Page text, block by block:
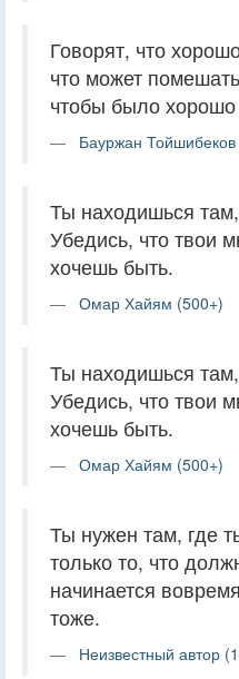
Говорят, что
что может
чтобы было
Бауржан
Ты находишься
Убедись, что твои
хочешь быть.
Омар Хайям (500+)
Ты находишься
Убедись, что твои
хочешь быть.
Омар Хайям (500+)
Ты нужен там, где
только то, что
начинается
тоже.
Неизвестный автор